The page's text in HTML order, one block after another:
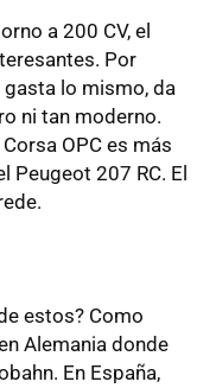
a 200 CV, el
Por
gasta lo mismo, da
ni tan moderno.
OPC es más
Peugeot 207 RC. El
estos? Como
Alemania donde
En España,